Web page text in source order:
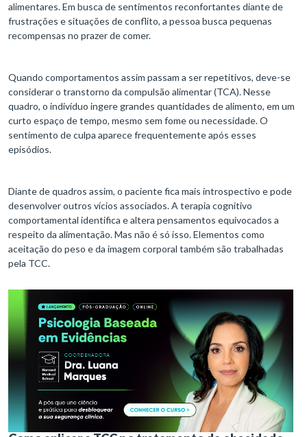
alimentares. Em busca de sentimentos reconfortantes diante de
frustrações e situações de conflito, a pessoa busca pequenas
recompensas no prazer de comer.
Quando comportamentos assim passam a ser repetitivos, deve-se
considerar o transtorno da compulsão alimentar (TCA). Nesse
quadro, o indivíduo ingere grandes quantidades de alimento, em um
curto espaço de tempo, mesmo sem fome ou necessidade. O
sentimento de culpa aparece frequentemente após esses
episódios.
Diante de quadros assim, o paciente fica mais introspectivo e pode
desenvolver outros vícios associados. A terapia cognitivo
comportamental identifica e altera pensamentos equivocados a
respeito da alimentação. Mas não é só isso. Elementos como
aceitação do peso e da imagem corporal também são trabalhadas
pela TCC.